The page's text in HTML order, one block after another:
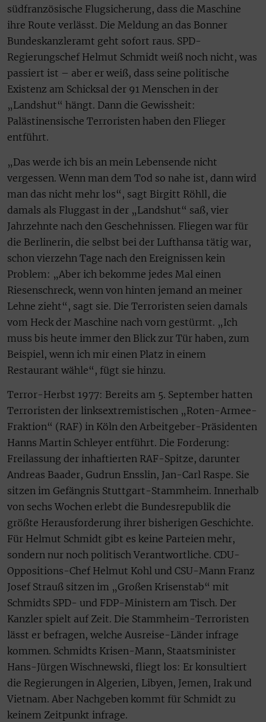
südfranzösische Flugsicherung, dass die Maschine
ihre Route verlässt. Die Meldung an das Bonner
Bundeskanzleramt geht sofort raus. SPD-
Regierungschef Helmut Schmidt weiß noch nicht, was
passiert ist – aber er weiß, dass seine politische
Existenz am Schicksal der 91 Menschen in der
„Landshut“ hängt. Dann die Gewissheit:
Palästinensische Terroristen haben den Flieger
entführt.
„Das werde ich bis an mein Lebensende nicht
vergessen. Wenn man dem Tod so nahe ist, dann wird
man das nicht mehr los“, sagt Birgitt Röhll, die
damals als Fluggast in der „Landshut“ saß, vier
Jahrzehnte nach den Geschehnissen. Fliegen war für
die Berlinerin, die selbst bei der Lufthansa tätig war,
schon vierzehn Tage nach den Ereignissen kein
Problem: „Aber ich bekomme jedes Mal einen
Riesenschreck, wenn von hinten jemand an meiner
Lehne zieht“, sagt sie. Die Terroristen seien damals
vom Heck der Maschine nach vorn gestürmt. „Ich
muss bis heute immer den Blick zur Tür haben, zum
Beispiel, wenn ich mir einen Platz in einem
Restaurant wähle“, fügt sie hinzu.
Terror-Herbst 1977: Bereits am 5. September hatten
Terroristen der linksextremistischen „Roten-Armee-
Fraktion“ (RAF) in Köln den Arbeitgeber-Präsidenten
Hanns Martin Schleyer entführt. Die Forderung:
Freilassung der inhaftierten RAF-Spitze, darunter
Andreas Baader, Gudrun Ensslin, Jan-Carl Raspe. Sie
sitzen im Gefängnis Stuttgart-Stammheim. Innerhalb
von sechs Wochen erlebt die Bundesrepublik die
größte Herausforderung ihrer bisherigen Geschichte.
Für Helmut Schmidt gibt es keine Parteien mehr,
sondern nur noch politisch Verantwortliche. CDU-
Oppositions-Chef Helmut Kohl und CSU-Mann Franz
Josef Strauß sitzen im „Großen Krisenstab“ mit
Schmidts SPD- und FDP-Ministern am Tisch. Der
Kanzler spielt auf Zeit. Die Stammheim-Terroristen
lässt er befragen, welche Ausreise-Länder infrage
kommen. Schmidts Krisen-Mann, Staatsminister
Hans-Jürgen Wischnewski, fliegt los: Er konsultiert
die Regierungen in Algerien, Libyen, Jemen, Irak und
Vietnam. Aber Nachgeben kommt für Schmidt zu
keinem Zeitpunkt infrage.